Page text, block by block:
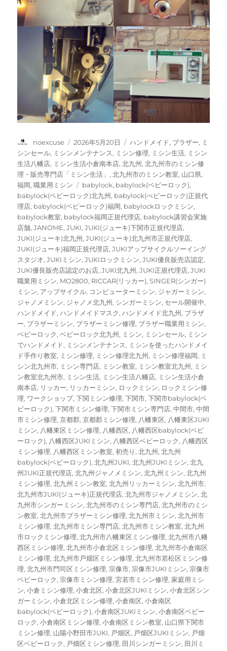
投
稿
者
noexcuse
投
稿
日:
2026年5月20日
カ
テ
ゴ
リ
ー
ハンドメイド, ブラザー, ミ
シンセール, ミシンメンテナンス, ミシン修理, ミシン生活, ミシン
生活八幡店, ミシン生活小倉南本店,北九州 ,北九州市のミシン修
理・販売専門店「ミシン生活」 ,北九州市のミシン教室, 山口県,
福岡,職業用ミシン
タ
グ
babylock, babylock(ベビーロック),
babylock(ベビーロック)北九州 , babylock(べビーロック)正規代
理店, babylock(ベビーロック)福岡, babylockロックミシン,
babylock教室, babylock福岡正規代理店, babylock講習会実施
店舗,JANOME,JUKI,JUKI(ジューキ)下関市正規代理店,
JUKI(ジューキ)北九州 ,JUKI(ジューキ)北九州市正規代理店,
JUKI(ジューキ)福岡正規代理店,JUKIアップサイクルソーイング
スタジオ,JUKIミシン,JUKIロックミシン,JUKI優良販売店認定,
JUKI優良販売店認定のお店,JUKI北九州 ,JUKI正規代理店,JUKI
職業用ミシン, MO2800, RICCAR(リッカー),SINGER(シンガー)
ミシン, アップサイクル, コンピューターミシン, ジャガーミシン,
ジャノメミシン, ジャノメ北九州 , シンガーミシン, セール開催中,
ハンドメイド,ハンドメイドマスク,ハンドメイド北九州 , ブラザ
ー, ブラザーミシン, ブラザーミシン修理, ブラザー職業用ミシン,
ベビーロック,ベビーロック北九州 , ミシン, ミシンセール, ミシン
でハンドメイド, ミシンメンテナンス, ミシンを使ったハンドメイ
ド手作り教室, ミシン修理, ミシン修理北九州 , ミシン修理福岡, ミ
シン北九州市, ミシン専門店, ミシン教室, ミシン教室北九州 , ミシ
ン教室北九州市, ミシン生活, ミシン生活八幡店, ミシン生活小倉
南本店, リッカー, リッカーミシン, ロックミシン, ロックミシン修
理, ワークショップ,下関ミシン修理,下関市,下関市babylock(ベ
ビーロック),下関市ミシン修理,下関市ミシン専門店,中間市,中間
市ミシン修理,京都郡,京都郡ミシン修理, 八幡東区, 八幡東区JUKI
ミシン, 八幡東区ミシン修理, 八幡西区, 八幡西区babylock(ベビ
ーロック), 八幡西区JUKIミシン, 八幡西区ベビーロック, 八幡西区
ミシン修理, 八幡西区ミシン教室,初売り ,北九州 ,北九州
babylock(ベビーロック),北九州JUKI,北九州JUKIミシン,北九
州JUKI正規代理店,北九州ジャノメミシン,北九州ミシン,北九州
ミシン修理,北九州ミシン教室,北九州リッカーミシン,北九州市,
北九州市JUKI(ジューキ)正規代理店,北九州市ジャノメミシン,北
九州市シンガーミシン,北九州市のミシン専門店,北九州市のミシ
ン教室,北九州市ブラザーミシン修理,北九州市ミシン,北九州市
ミシン修理,北九州市ミシン専門店,北九州市ミシン教室,北九州
市ロックミシン修理,北九州市八幡東区ミシン修理,北九州市八幡
西区ミシン修理,北九州市小倉北区ミシン修理,北九州市小倉南区
ミシン修理,北九州市戸畑区ミシン修理,北九州市若松区ミシン修
理,北九州市門司区ミシン修理, 宗像市, 宗像市JUKIミシン, 宗像市
ベビーロック, 宗像市ミシン修理,宮若市ミシン修理,家庭用ミシ
ン,小倉ミシン修理,小倉北区,小倉北区JUKIミシン,小倉北区シン
ガーミシン,小倉北区ミシン修理,小倉南区,小倉南区
babylock(ベビーロック),小倉南区JUKIミシン,小倉南区ベビー
ロック,小倉南区ミシン修理,小倉南区ミシン教室, 山口県下関市
ミシン修理, 山陽小野田市JUKI, 戸畑区, 戸畑区JUKIミシン, 戸畑
区ベビーロック, 戸畑区ミシン修理, 田川シンガーミシン, 田川ミ